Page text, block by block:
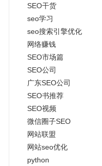
SEO干货
seo学习
seo搜索引擎优化
网络赚钱
SEO市场篇
SEO公司
广东SEO公司
SEO书推荐
SEO视频
微信圈子SEO
网站联盟
网站seo优化
python